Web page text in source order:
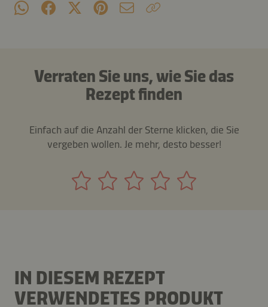
Verraten Sie uns, wie Sie das
Rezept finden
Einfach auf die Anzahl der Sterne klicken, die Sie
vergeben wollen. Je mehr, desto besser!
IN DIESEM REZEPT
VERWENDETES PRODUKT